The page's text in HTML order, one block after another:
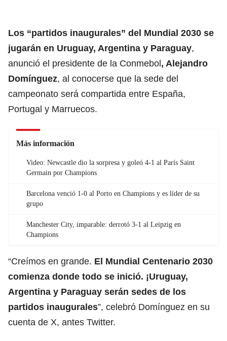
Los “partidos inaugurales” del Mundial 2030 se
jugarán en Uruguay, Argentina y Paraguay,
anunció el presidente de la Conmebol, Alejandro
Domínguez, al conocerse que la sede del
campeonato será compartida entre España,
Portugal y Marruecos.
Más información
Video: Newcastle dio la sorpresa y goleó 4-1 al París Saint
Germain por Champions
Barcelona venció 1-0 al Porto en Champions y es líder de su
grupo
Manchester City, imparable: derrotó 3-1 al Leipzig en
Champions
“Creímos en grande. El Mundial Centenario 2030
comienza donde todo se inició. ¡Uruguay,
Argentina y Paraguay serán sedes de los
partidos inaugurales”, celebró Domínguez en su
cuenta de X, antes Twitter.